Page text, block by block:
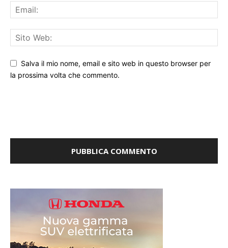
Salva il mio nome, email e sito web in questo browser per
la prossima volta che commento.